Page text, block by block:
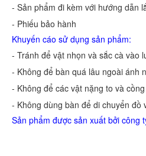
- Sản phẩm đi kèm với hướng dẫn
- Phiếu bảo hành
Khuyến cáo sử dụng sản phẩm:
- Tránh để vật nhọn và sắc cà vào
- Không để bàn quá lâu ngoài ánh
- Không để các vật nặng to và
- Không dùng bàn để di chuyển đồ
Sản phẩm được sản xuất bởi công